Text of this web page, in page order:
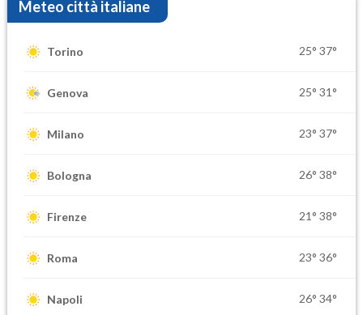
Meteo città italiane
Torino 25° 37°
Genova 25° 31°
Milano 23° 37°
Bologna 26° 38°
Firenze 21° 38°
Roma 23° 36°
Napoli 26° 34°